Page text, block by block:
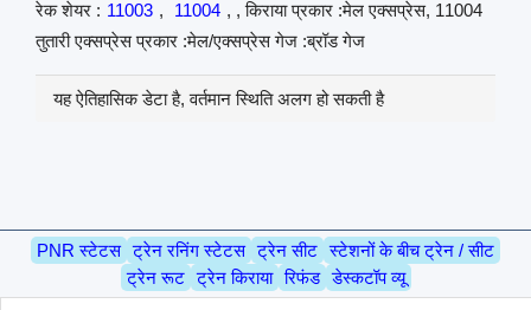
रेक शेयर : 11003 , 11004 , , किराया प्रकार :मेल एक्सप्रेस, 11004
तुतारी एक्सप्रेस प्रकार :मेल/एक्सप्रेस गेज :ब्रॉड गेज
यह ऐतिहासिक डेटा है, वर्तमान स्थिति अलग हो सकती है
PNR स्टेटस ट्रेन रनिंग स्टेटस ट्रेन सीट स्टेशनों के बीच ट्रेन / सीट
ट्रेन रूट ट्रेन किराया रिफंड डेस्कटॉप व्यू